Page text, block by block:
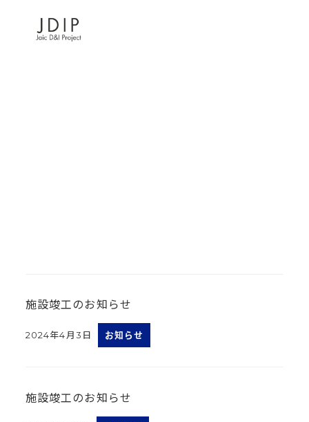
施設竣工のお知らせ
2024年4月3日 お知らせ
施設竣工のお知らせ